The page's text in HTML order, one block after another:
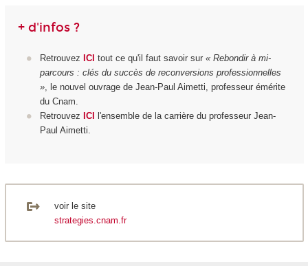
+ d'infos ?
Retrouvez ICI tout ce qu'il faut savoir sur « Rebondir à mi-
parcours : clés du succès de reconversions professionnelles
» , le nouvel ouvrage de Jean-Paul Aimetti, professeur émérite
du Cnam.
Retrouvez ICI l'ensemble de la carrière du professeur Jean-
Paul Aimetti.
voir le site
strategies.cnam.fr